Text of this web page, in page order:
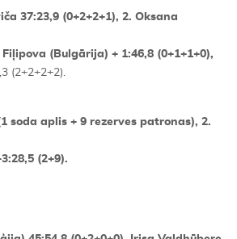
37:23,9 (0+2+2+1), 2. Oksana
(Bulgārija) + 1:46,8 (0+1+1+0),
(2+2+2+2).
soda aplis + 9 rezerves patronas), 2.
(2+9).